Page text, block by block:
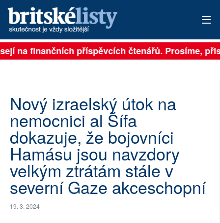
PŘIHLÁSIT
ARCHIV
ROZHOVORY
TÉMATA
NEJČTENĚJŠÍ ZA 7 DNÍ
AUTOŘI
PŘÍSPĚVKY NA PROVOZ
na finančních příspěvcích čtenářů. Prosíme,
Nový izraelský útok na
nemocnici al Šífa
dokazuje, že bojovníci
Hamásu jsou navzdory
velkým ztrátám stále v
severní Gaze akceschopní
19. 3. 2024